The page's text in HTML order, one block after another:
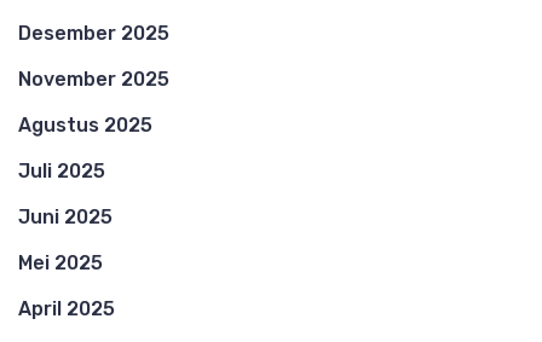
Desember 2025
November 2025
Agustus 2025
Juli 2025
Juni 2025
Mei 2025
April 2025